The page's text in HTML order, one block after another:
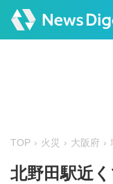
TOP 火災 大阪府
北野田駅近